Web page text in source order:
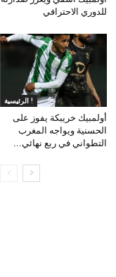
للدوري الاحترافي
الرئيسية !
أولمبيك خريبكة يفوز على
الحسنية ويواجه المغرب
التطواني في ربع نهائي...